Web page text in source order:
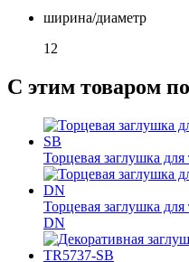
ширина/диаметр
12
С этим товаром
Торцевая заглушка
Торцевая заглушка
DN